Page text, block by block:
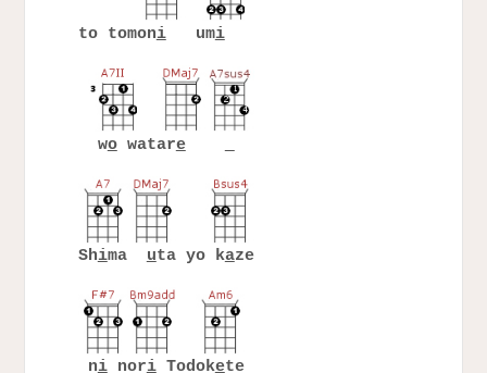
to tomoniumi
wowatare
Shima uta yo kaze
ninoriTodokete